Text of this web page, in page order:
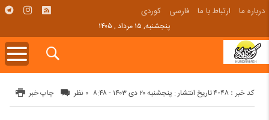
درباره ما ارتباط با ما فارسی کوردی
پنجشنبه, ۱۵ مرداد , ۱۴۰۵
تاریخ انتشار : پنجشنبه ۲۰ دی ۱۴۰۳ - ۸:۴۸ کد خبر : 4048 چاپ خبر ۰ نظر